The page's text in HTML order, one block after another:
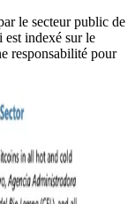
le secteur public de
est indexé sur le
responsabilité pour